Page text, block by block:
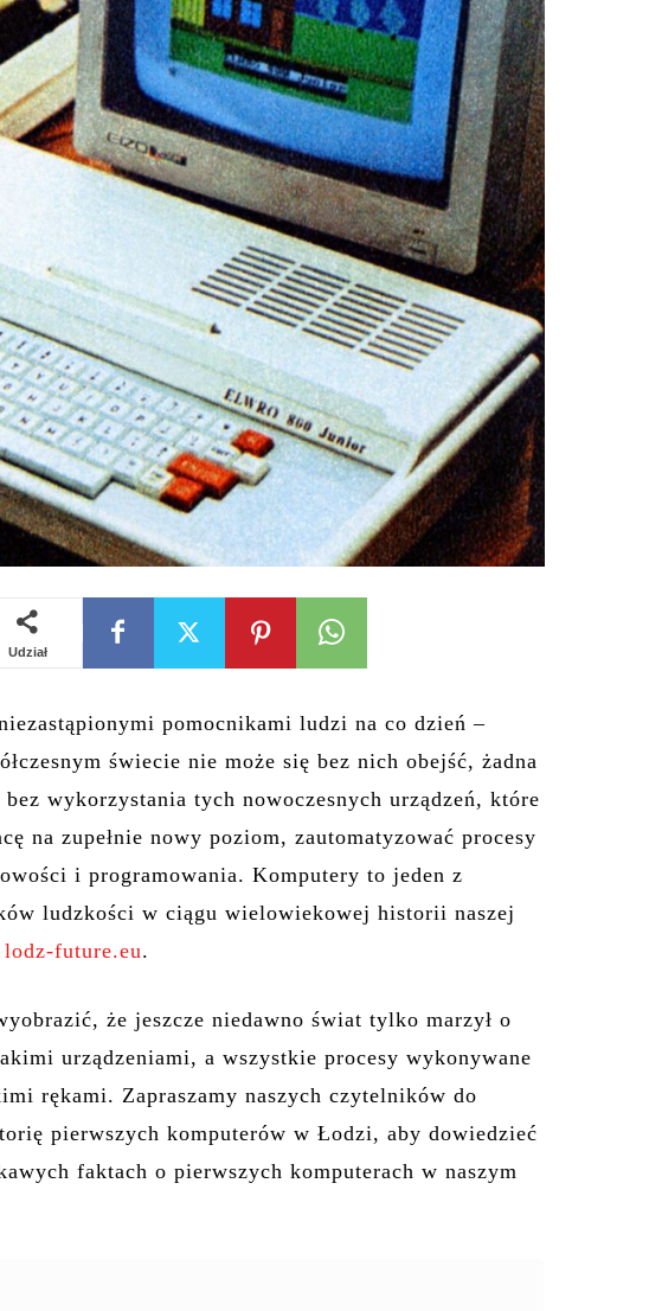
Udział
pomocnikami ludzi na co dzień –
świecie nie może się bez nich obejść, żadna
wykorzystania tych nowoczesnych urządzeń, które
na zupełnie nowy poziom, zautomatyzować procesy
i programowania. Komputery to jeden z
ludzkości w ciągu wielowiekowej historii naszej
lodz-future.eu.
że jeszcze niedawno świat tylko marzył o
urządzeniami, a wszystkie procesy wykonywane
rękami. Zapraszamy naszych czytelników do
pierwszych komputerów w Łodzi, aby dowiedzieć
faktach o pierwszych komputerach w naszym